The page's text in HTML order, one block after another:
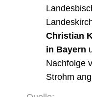
Christian
in Bayern
Nachfolge
Strohm